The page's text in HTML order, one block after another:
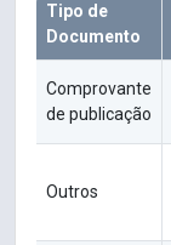
Tipo de
Documento
Comprovante
de publicação
Outros